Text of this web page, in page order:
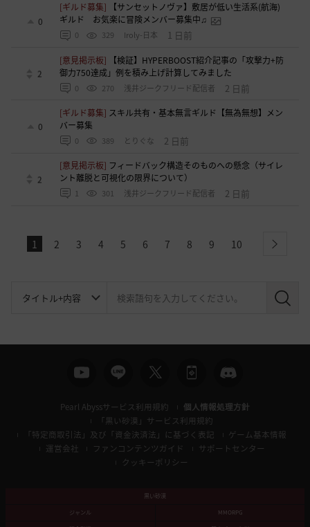
0
[ギルド募集]
【サンセットノヴァ】敷居が低い生活系(航海)
ギルド お気楽に冒険メンバー募集中♫
0 329 Iroly-日本 1 日前
2
[意見掲示板]
【検証】HYPERBOOST紹介記事の「攻撃力+防
御力750達成」例を積み上げ計算してみました
0 270 浅井ジークフリード配信者 2 日前
0
[ギルド募集] スキル共有・基本無言ギルド【無為無想】メン
バー募集
0 389 とりぐな 2 日前
2
[意見掲示板] フィードバック構造そのものへの懸念（サイレ
ント離脱と可視化の限界について）
1 301 浅井ジークフリード配信者 2 日前
1 2 3 4 5 6 7 8 9 10 next
検
Pearl Abyssサービス利用規約
個人情報処理方針
「黒い砂漠」サービス利用規約
「特定商取引法」及び「資金決済法」に基づく表記
ゲーム基本情報
運営会社
ファンコンテンツガイド
サポートセンター
クッキーポリシー
黒い砂漠
ジャンル
MMORPG